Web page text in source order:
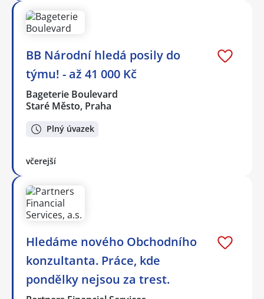
BB Národní hledá posily do
týmu! - až 41 000 Kč
Bageterie Boulevard
Staré Město, Praha
Plný úvazek
včerejší
Hledáme nového Obchodního
konzultanta. Práce, kde
pondělky nejsou za trest.